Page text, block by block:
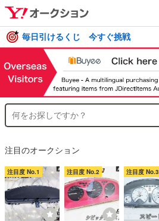
毎日引けるくじ 今すぐ挑戦
注目のオークション
注目度 No.1 注目度 No.2 注目度 No.3